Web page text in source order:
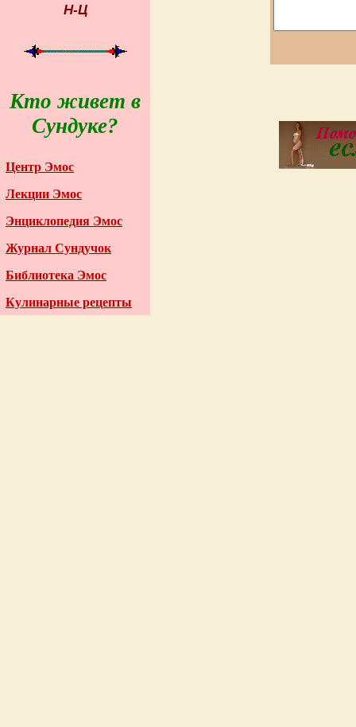
Н-Ц
Кто живет в
Сундуке?
Центр Эмос
Лекции Эмос
Энциклопедия Эмос
Журнал Сундучок
Библиотека Эмос
Кулинарные рецепты